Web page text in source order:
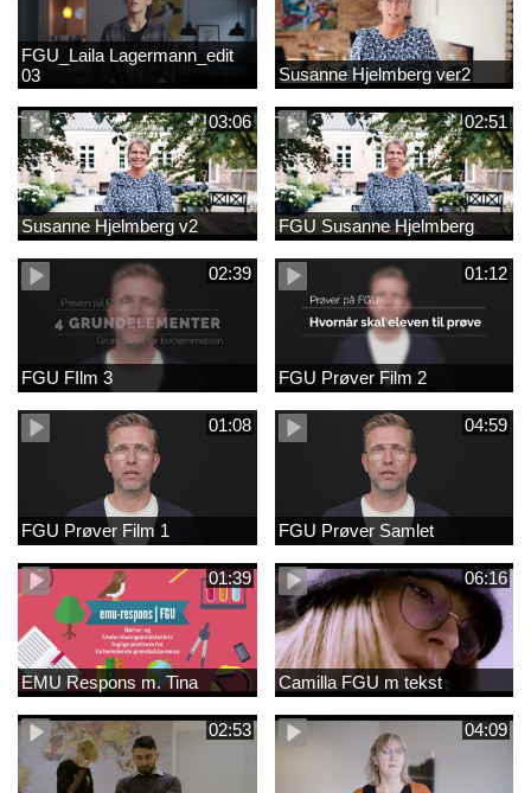
FGU_Laila Lagermann_edit
03
Susanne Hjelmberg ver2
03:06
Susanne Hjelmberg v2
02:51
FGU Susanne Hjelmberg
02:39
FGU FIlm 3
01:12
FGU Prøver Film 2
01:08
FGU Prøver Film 1
04:59
FGU Prøver Samlet
01:39
EMU Respons m. Tina
06:16
Camilla FGU m tekst
02:53 04:09